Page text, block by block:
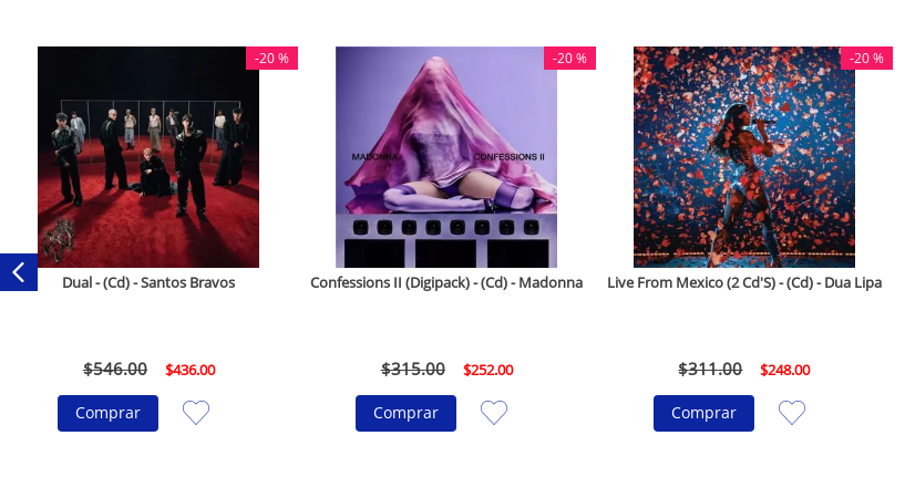
-20 %
Dual - (Cd) - Santos Bravos
$546.00 $436.00
Comprar
-20 %
Confessions II (Digipack) - (Cd) - Madonna
$315.00 $252.00
Comprar
-20 %
Live From Mexico (2 Cd'S) - (Cd) - Dua Lipa
$311.00 $248.00
Comprar